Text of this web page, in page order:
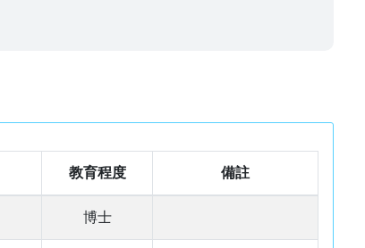
教育程度 備註
博士